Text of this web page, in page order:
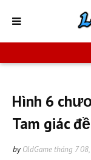
Hình 6
Tam giác
by OldGame tháng 7